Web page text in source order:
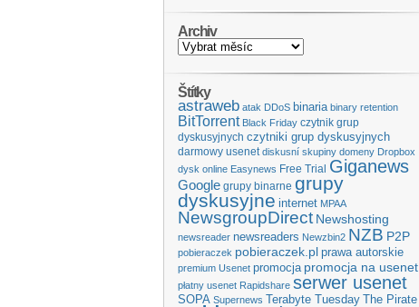
Archiv
Štítky
astraweb atak DDoS binaria binary retention
BitTorrent Black Friday czytnik grup
dyskusyjnych czytniki grup dyskusyjnych
darmowy usenet diskusní skupiny domeny Dropbox
dysk online Easynews Free Trial Giganews
Google grupy binarne grupy
dyskusyjne internet MPAA
NewsgroupDirect Newshosting
newsreader newsreaders Newzbin2 NZB P2P
pobieraczek pobieraczek.pl prawa autorskie
premium Usenet promocja promocja na usenet
płatny usenet Rapidshare serwer usenet
SOPA Supernews Terabyte Tuesday The Pirate